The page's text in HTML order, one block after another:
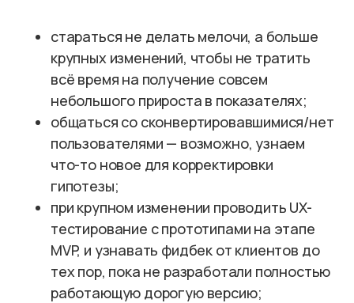
стараться не делать мелочи, а больше
крупных изменений, чтобы не тратить
всё время на получение совсем
небольшого прироста в показателях;
общаться со сконвертировавшимися/нет
пользователями — возможно, узнаем
что-то новое для корректировки
гипотезы;
при крупном изменении проводить UX-
тестирование с прототипами на этапе
MVP, и узнавать фидбек от клиентов до
тех пор, пока не разработали полностью
работающую дорогую версию;